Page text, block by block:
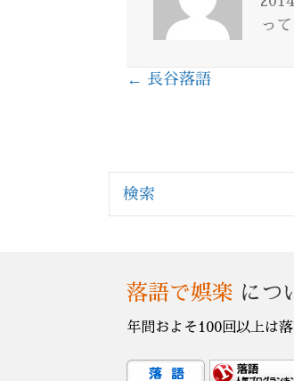
っ
Posts
← 長谷落語
検索
落語で娯楽 につ
年間およそ100回以上は